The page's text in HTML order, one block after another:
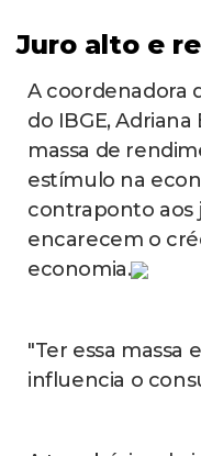
Juro alto e
A coordenadora
do IBGE,
massa de
estímulo na
contraponto aos
encarecem o
economia.
"Ter essa massa
influencia o